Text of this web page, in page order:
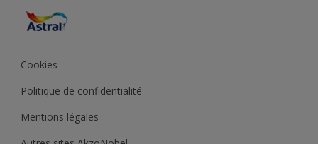
Conseils déco
Cookies
Politique de confidentialité
Mentions légales